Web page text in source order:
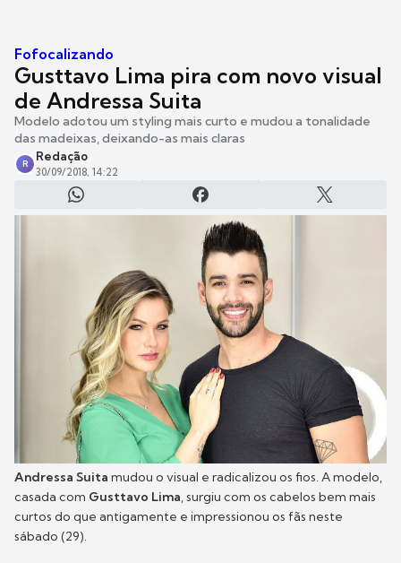
Fofocalizando
Gusttavo Lima pira com novo visual
de Andressa Suita
Modelo adotou um styling mais curto e mudou a tonalidade
das madeixas, deixando-as mais claras
R
Redação
30/09/2018, 14:22
Andressa Suita mudou o visual e radicalizou os fios. A modelo,
casada com Gusttavo Lima, surgiu com os cabelos bem mais
curtos do que antigamente e impressionou os fãs neste
sábado (29).